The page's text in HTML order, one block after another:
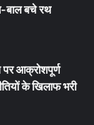
बाल बचे रथ
पर आक्रोशपूर्ण
के खिलाफ भरी